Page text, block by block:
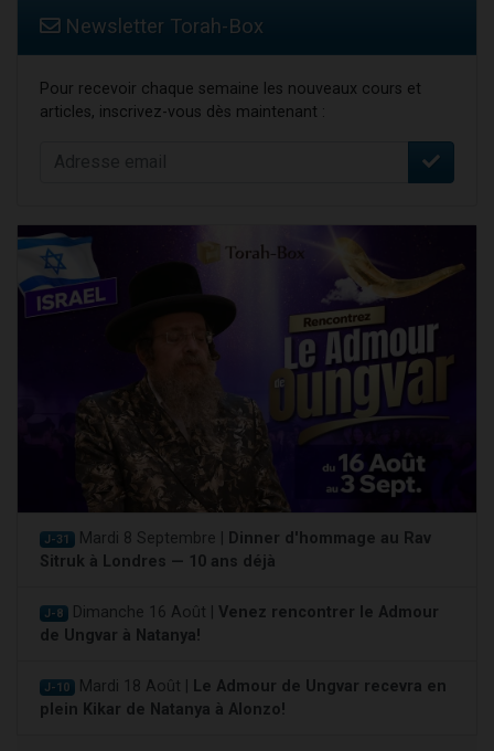
Newsletter Torah-Box
Pour recevoir chaque semaine les nouveaux cours et
articles, inscrivez-vous dès maintenant :
J-31 Mardi 8 Septembre |
Dinner d'hommage au Rav
Sitruk à Londres — 10 ans déjà
J-8 Dimanche 16 Août | Venez rencontrer le Admour
de Ungvar à Natanya!
J-10 Mardi 18 Août |
Le Admour de Ungvar recevra en
plein Kikar de Natanya à Alonzo!